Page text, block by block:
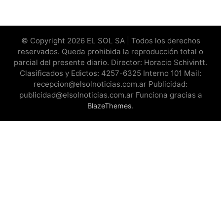
© Copyright 2026 EL SOL SA | Todos los derechos
reservados. Queda prohibida la reproducción total o
parcial del presente diario. Director: Horacio Schivintt.
Clasificados y Edictos: 4257-6325 Interno 101 Mail:
recepcion@elsolnoticias.com.ar Publicidad:
publicidad@elsolnoticias.com.ar Funciona gracias a
BlazeThemes.